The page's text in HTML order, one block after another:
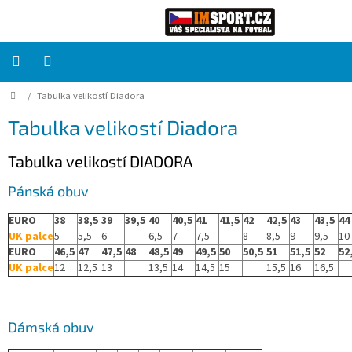
PRO
fotbalových
dresů
HRÁČ
Brankáři
reklamní
služby
Domů
/ Tabulka velikostí Diadora
Tabulka velikostí Diadora
Tabulka velikostí DIADORA
Pánská obuv
EURO 38 38,5 39 39,5 40 40,5 41 41,5 42 42,5 43 43,5 44
UK palce5 5,5 6 6,5 7 7,5 8 8,5 9 9,5
10
EURO
46,5 47 47,5 48 48,5 49 49,5 50 50,5 51 51,5 52
UK palce12 12,5 13 13,5 14 14,5 15 15,5 16 16,5
Dámská obuv